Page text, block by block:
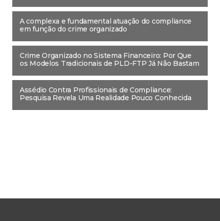
A complexa e fundamental atuação do compliance
em função do crime organizado
Crime Organizado no Sistema Financeiro: Por Que
os Modelos Tradicionais de PLD-FTP Já Não Bastam
Assédio Contra Profissionais de Compliance:
Pesquisa Revela Uma Realidade Pouco Conhecida